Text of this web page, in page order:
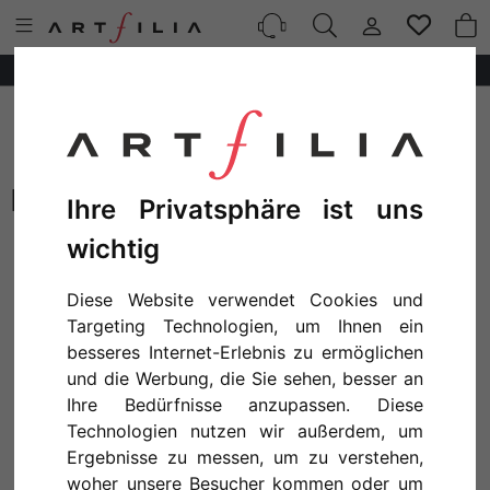
Ihre Privatsphäre ist uns
wichtig
Diese Website verwendet Cookies und
Targeting Technologien, um Ihnen ein
besseres Internet-Erlebnis zu ermöglichen
und die Werbung, die Sie sehen, besser an
Ihre Bedürfnisse anzupassen. Diese
Technologien nutzen wir außerdem, um
Ergebnisse zu messen, um zu verstehen,
woher unsere Besucher kommen oder um
ELLEN THAYER FISHER
ELLEN THAYER FISHER - MAGNOLIA GRANDIFLORA